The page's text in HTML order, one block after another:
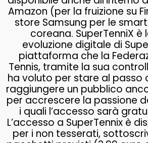
Amazon (per la fruizione su
store Samsung per le
coreana. SuperTenniX è
evoluzione digitale di
piattaforma che la
Tennis, tramite la sua
ha voluto per stare al passo
raggiungere un pubblico
per accrescere la passione
i quali l’accesso sarà
L’accesso a SuperTennix è
per i non tesserati,